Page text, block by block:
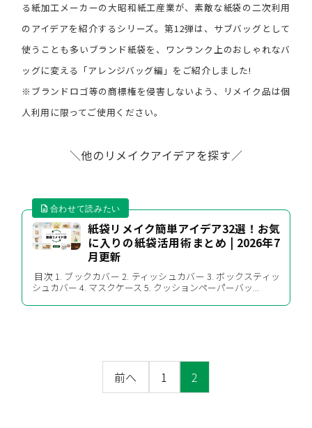
る紙加工メーカーの大昭和紙工産業が、素敵な紙袋の二次利用
のアイデアを紹介するシリーズ。第12弾は、サブバッグとして
使うことも多いブランド紙袋を、ワンランク上のおしゃれなバ
ッグに変える「アレンジバッグ編」をご紹介しました!
※ブランドロゴ等の商標権を侵害しないよう、リメイク品は個
人利用に限ってご使用ください。
＼他のリメイクアイデアを探す／
紙袋リメイク簡単アイデア32選！お気
に入りの紙袋活用術まとめ | 2026年7
月更新
目次 1. ブックカバー 2. ティッシュカバー 3. ボックスティッ
シュカバー 4. マスクケース 5. クッションペーパーバッ...
前へ 1 2